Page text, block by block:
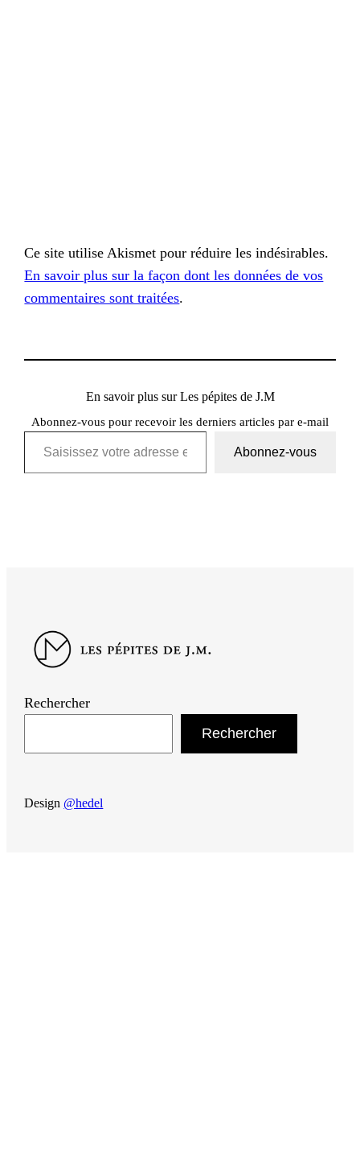
Ce site utilise Akismet pour réduire les indésirables.
En savoir plus sur la façon dont les données de vos
commentaires sont traitées.
En savoir plus sur Les pépites de J.M
Abonnez-vous pour recevoir les derniers articles par e-mail
Saisissez votre adresse e-mail…
Abonnez-vous
Rechercher
Rechercher
Design @hedel